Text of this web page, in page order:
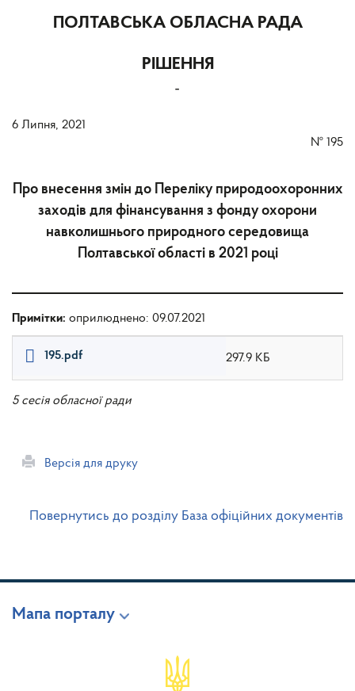
ПОЛТАВСЬКА ОБЛАСНА РАДА
РІШЕННЯ
-
6 Липня, 2021
№ 195
Про внесення змін до Переліку природоохоронних
заходів для фінансування з фонду охорони
навколишнього природного середовища
Полтавської області в 2021 році
Примітки: оприлюднено: 09.07.2021
195.pdf 297.9 КБ
5 сесія обласної ради
Версія для друку
Повернутись до розділу База офіційних документів
Мапа порталу